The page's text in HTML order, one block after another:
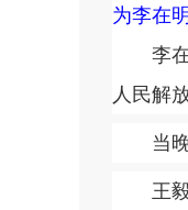
为李在
李在
人民解
当晚
王毅